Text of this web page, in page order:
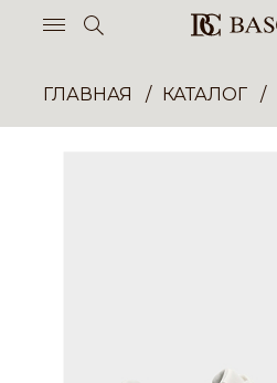
ГЛАВНАЯ КАТАЛОГ